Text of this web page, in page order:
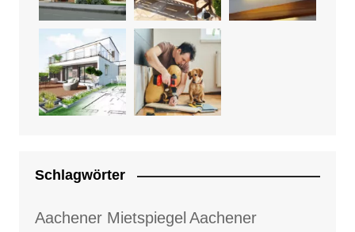
Schlagwörter
Aachener Mietspiegel Aachener